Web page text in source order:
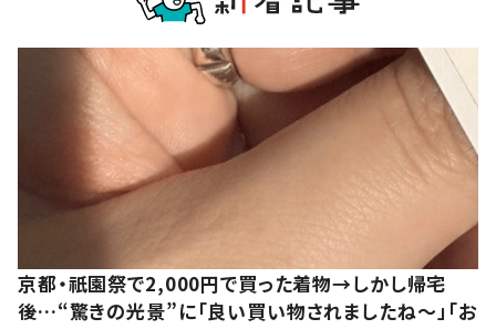
京都・祇園祭で2,000円で買った着物→しかし帰宅
後…“驚きの光景”に「良い買い物されましたね～」「お